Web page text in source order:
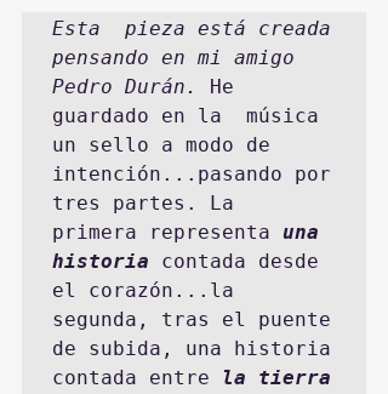
Esta  pieza está creada
pensando en mi amigo
Pedro Durán. He
guardado en la  música
un sello a modo de
intención...pasando por
tres partes. La
primera representa una
historia contada desde
el corazón...la
segunda, tras el puente
de subida, una historia
contada entre
la tierra